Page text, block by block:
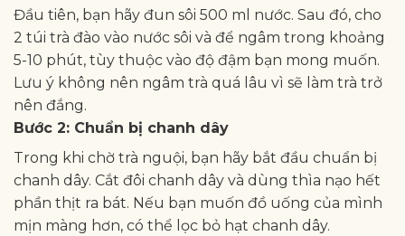
Đầu tiên, bạn hãy đun sôi 500 ml nước. Sau đó, cho
2 túi trà đào vào nước sôi và để ngâm trong khoảng
5-10 phút, tùy thuộc vào độ đậm bạn mong muốn.
Lưu ý không nên ngâm trà quá lâu vì sẽ làm trà trở
nên đắng.
Bước 2: Chuẩn bị chanh dây
Trong khi chờ trà nguội, bạn hãy bắt đầu chuẩn bị
chanh dây. Cắt đôi chanh dây và dùng thìa nạo hết
phần thịt ra bát. Nếu bạn muốn đồ uống của mình
mịn màng hơn, có thể lọc bỏ hạt chanh dây.